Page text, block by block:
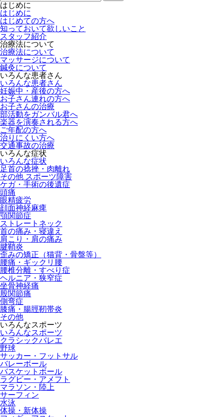
はじめに
はじめに
はじめての方へ
知っておいて欲しいこと
スタッフ紹介
治療法について
治療法について
マッサージについて
鍼灸について
いろんな患者さん
いろんな患者さん
妊娠中・産後の方へ
お子さん連れの方へ
お子さんの治療
部活動をガンバル君へ
楽器を演奏される方へ
ご年配の方へ
治りにくい方へ
交通事故の治療
いろんな症状
いろんな症状
足首の捻挫・肉離れ
その他 スポーツ障害
ケガ・手術の後遺症
頭痛
眼精疲労
顔面神経麻痺
顎関節症
ストレートネック
首の痛み・寝違え
肩こり・肩の痛み
腱鞘炎
歪みの矯正（猫背・骨盤等）
腰痛・ギックリ腰
腰椎分離・すべり症
ヘルニア・狭窄症
坐骨神経痛
股関節痛
側弯症
膝痛・腸脛靭帯炎
その他
いろんなスポーツ
いろんなスポーツ
クラシックバレエ
野球
サッカー・フットサル
バレーボール
バスケットボール
ラグビー・アメフト
マラソン・陸上
サーフィン
水泳
体操・新体操